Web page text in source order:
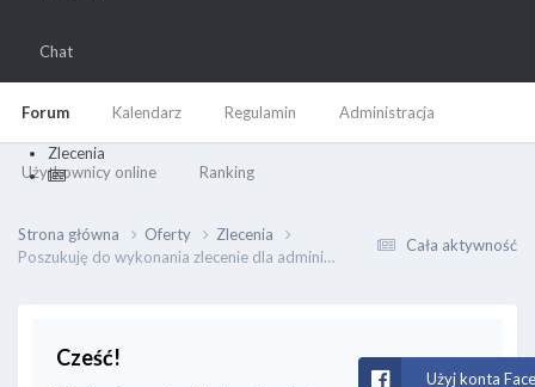
Forum Kalendarz Regulamin Administracja
Użytkownicy online Ranking
Chat
Zlecenia
Cała aktywność
Strona główna Oferty
Zlecenia
Poszukuję do wykonania zlecenie dla administratora
Cześć!
Użyj konta